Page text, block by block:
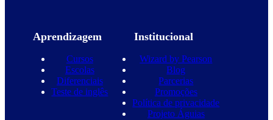
Aprendizagem
Cursos
Escolas
Diferenciais
Teste de inglês
Institucional
Wizard by Pearson
Blog
Parcerias
Promoções
Política de privacidade
Projeto Águias